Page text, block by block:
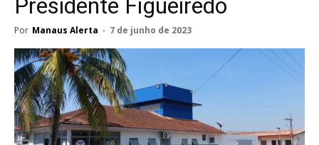
Presidente Figueiredo
Por Manaus Alerta - 7 de junho de 2023